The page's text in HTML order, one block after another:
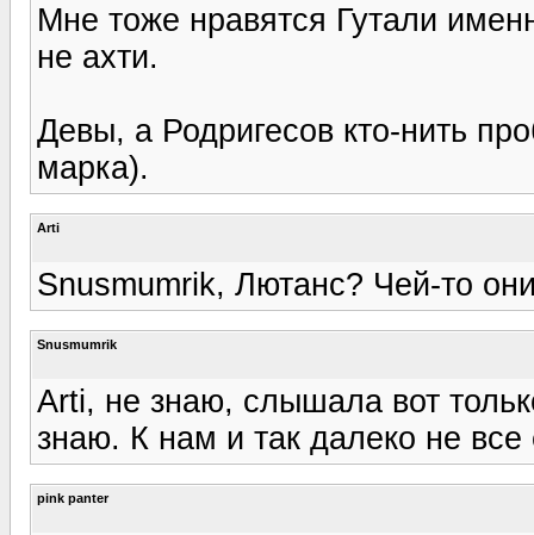
Мне тоже нравятся Гутали
не ахти.
Девы, а Родригесов кто-нить
марка).
Arti
Snusmumrik, Лютанс? Чей-то
Snusmumrik
Arti, не знаю, слышала вот
знаю. К нам и так далеко не
pink panter